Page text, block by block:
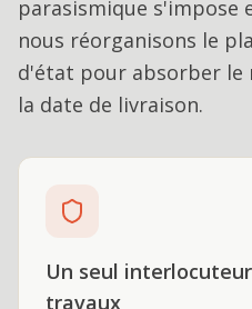
parasismique s'impose
nous réorganisons le
d'état pour absorber le
la date de livraison.
Un seul
travaux